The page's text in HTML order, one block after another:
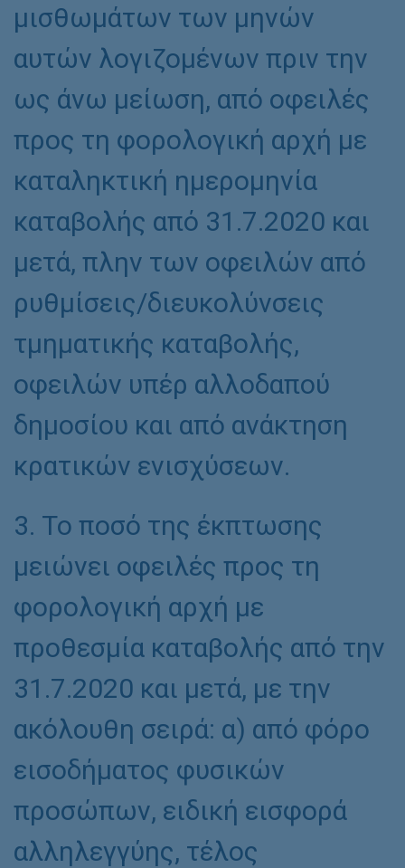
μισθωμάτων των μηνών
αυτών λογιζομένων πριν την
ως άνω μείωση, από οφειλές
προς τη φορολογική αρχή με
καταληκτική ημερομηνία
καταβολής από 31.7.2020 και
μετά, πλην των οφειλών από
ρυθμίσεις/διευκολύνσεις
τμηματικής καταβολής,
οφειλών υπέρ αλλοδαπού
δημοσίου και από ανάκτηση
κρατικών ενισχύσεων.
3. Το ποσό της έκπτωσης
μειώνει οφειλές προς τη
φορολογική αρχή με
προθεσμία καταβολής από την
31.7.2020 και μετά, με την
ακόλουθη σειρά: α) από φόρο
εισοδήματος φυσικών
προσώπων, ειδική εισφορά
αλληλεγγύης, τέλος